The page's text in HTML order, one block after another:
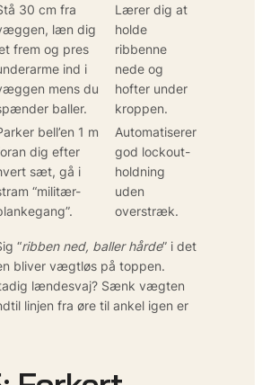
30 cm fra
læn dig
frem og pres
ind i
mens du
baller.
Lærer dig at
holde
ribbenne
nede og
hofter under
kroppen.
bell’en 1 m
dig efter
sæt, gå i
“militær-
Automatiserer
god lockout-
holdning
uden
overstræk.
“ribben ned, baller hårde” i det
bliver vægtløs på toppen.
lændesvaj? Sænk vægten
linjen fra øre til ankel igen er